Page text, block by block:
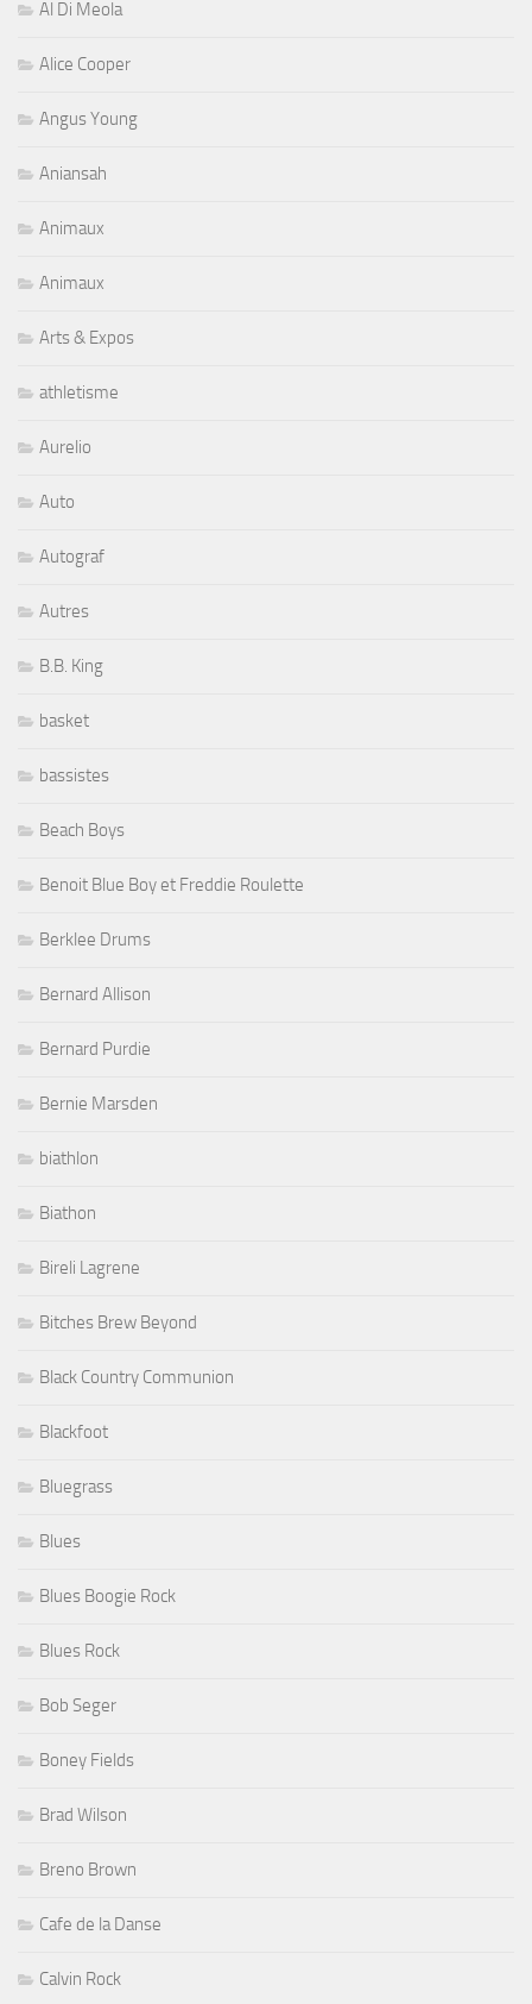
Al Di Meola
Alice Cooper
Angus Young
Aniansah
Animaux
Animaux
Arts & Expos
athletisme
Aurelio
Auto
Autograf
Autres
B.B. King
basket
bassistes
Beach Boys
Benoit Blue Boy et Freddie Roulette
Berklee Drums
Bernard Allison
Bernard Purdie
Bernie Marsden
biathlon
Biathon
Bireli Lagrene
Bitches Brew Beyond
Black Country Communion
Blackfoot
Bluegrass
Blues
Blues Boogie Rock
Blues Rock
Bob Seger
Boney Fields
Brad Wilson
Breno Brown
Cafe de la Danse
Calvin Rock